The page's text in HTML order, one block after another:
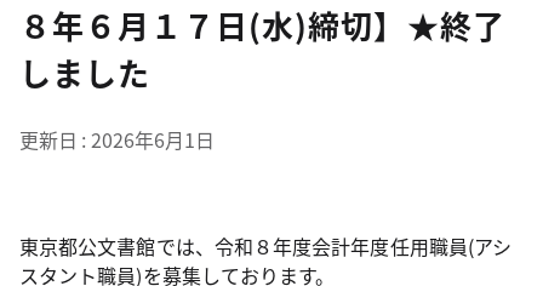
８年６月１７日(水)締切】★終了
しました
更新日 2026年6月1日
東京都公文書館では、令和８年度会計年度任用職員(アシ
スタント職員)を募集しております。